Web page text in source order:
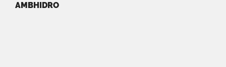
AMBHIDRO